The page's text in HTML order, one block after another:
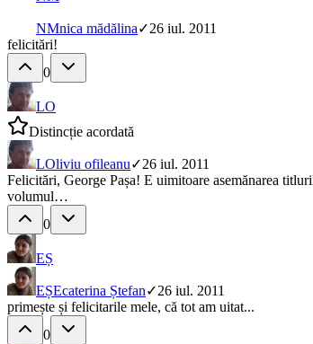
NMnica mădălina✓26 iul. 2011
felicitări!
0
LO
Distincție acordată
LOliviu ofileanu✓26 iul. 2011
Felicitări, George Pașa! E uimitoare asemănarea
volumul…
0
EȘ
EȘEcaterina Ștefan✓26 iul. 2011
primește și felicitarile mele, că tot am uitat...
0